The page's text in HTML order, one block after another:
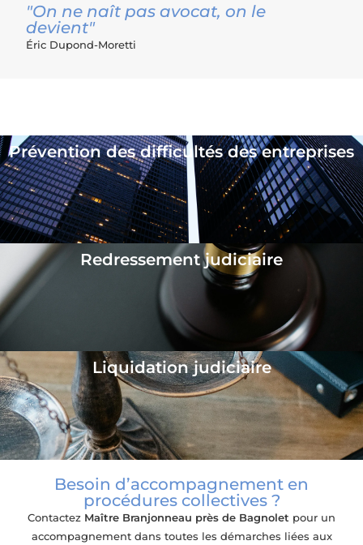
"On ne naît pas avocat, on le
devient"
Éric Dupond-Moretti
Prévention des difficultés des entreprises
Redressement judiciaire
Liquidation judiciaire
Besoin d’accompagnement en
procédures collectives ?
Contactez Maître Branjonneau près de Bagnolet pour un
accompagnement dans toutes les démarches liées aux